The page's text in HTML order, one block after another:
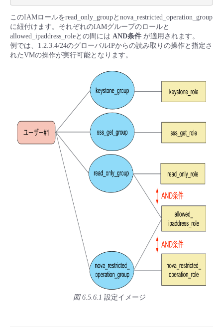
- クラウド / サーバー
- Flexible Remote Access
- vUTM2
このIAMロールをread_only_groupとnova_restricted_operation_group
に紐付けます。それぞれのIAMグループのロールと
allowed_ipaddress_roleとの間には AND条件 が適用されます。
例では、1.2.3.4/24のグローバルIPからの読み取りの操作と指定さ
れたVMの操作が実行可能となります。
図 6.5.6.1 設定イメージ